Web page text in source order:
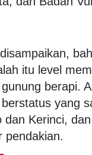
itu level
berapi.
yang
dan Kerinci,
pendakian.